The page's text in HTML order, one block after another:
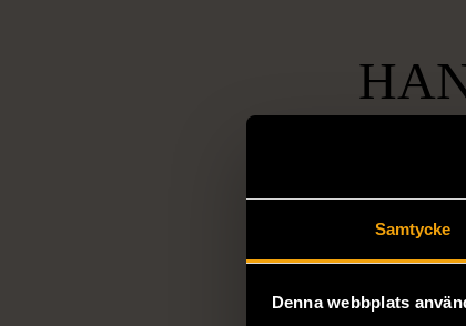
Samtycke
Denna webbplats